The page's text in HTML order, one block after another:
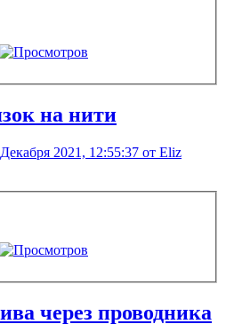
на нити
2021, 12:55:37 от Eliz
через проводника